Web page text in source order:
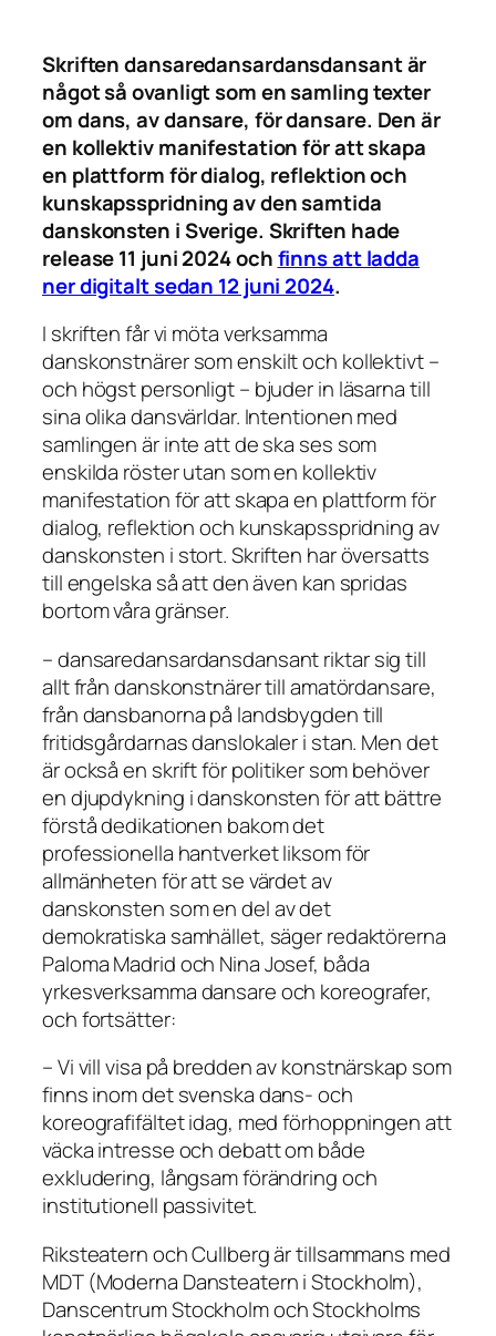
Skriften dansaredansardansdansant är
något så ovanligt som en samling texter
om dans, av dansare, för dansare. Den är
en kollektiv manifestation för att skapa
en plattform för dialog, reflektion och
kunskapsspridning av den samtida
danskonsten i Sverige. Skriften hade
release 11 juni 2024 ochfinns att ladda
ner digitalt sedan 12 juni 2024.
I skriften får vi möta verksamma
danskonstnärer som enskilt och kollektivt –
och högst personligt – bjuder in läsarna till
sina olika dansvärldar. Intentionen med
samlingen är inte att de ska ses som
enskilda röster utan som en kollektiv
manifestation för att skapa en plattform för
dialog, reflektion och kunskapsspridning av
danskonsten i stort. Skriften har översatts
till engelska så att den även kan spridas
bortom våra gränser.
– dansaredansardansdansantriktar sig till
allt från danskonstnärer till amatördansare,
från dansbanorna på landsbygden till
fritidsgårdarnas danslokaler i stan. Men det
är också en skrift för politiker som behöver
en djupdykning i danskonsten för att bättre
förstå dedikationen bakom det
professionella hantverket liksom för
allmänheten för att se värdet av
danskonsten som en del av det
demokratiska samhället, säger redaktörerna
Paloma Madrid och Nina Josef, båda
yrkesverksamma dansare och koreografer,
och fortsätter:
– Vi vill visa på bredden av konstnärskap som
finns inom det svenska dans- och
koreografifältet idag, med förhoppningen att
väcka intresse och debatt om både
exkludering, långsam förändring och
institutionell passivitet.
Riksteatern och Cullberg är tillsammans med
MDT (Moderna Dansteatern i Stockholm),
Danscentrum Stockholm och Stockholms